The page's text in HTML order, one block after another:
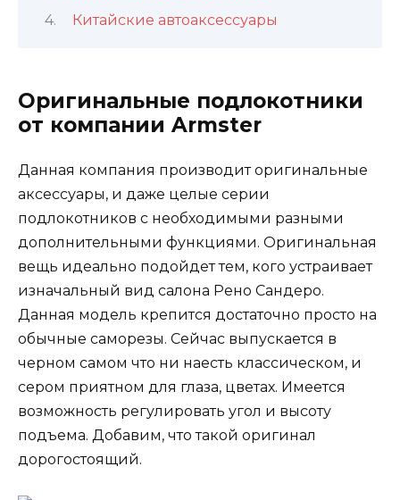
Китайские автоаксессуары
Оригинальные подлокотники
от компании Armster
Данная компания производит оригинальные
аксессуары, и даже целые серии
подлокотников с необходимыми разными
дополнительными функциями. Оригинальная
вещь идеально подойдет тем, кого устраивает
изначальный вид салона Рено Сандеро.
Данная модель крепится достаточно просто на
обычные саморезы. Сейчас выпускается в
черном самом что ни наесть классическом, и
сером приятном для глаза, цветах. Имеется
возможность регулировать угол и высоту
подъема. Добавим, что такой оригинал
дорогостоящий.